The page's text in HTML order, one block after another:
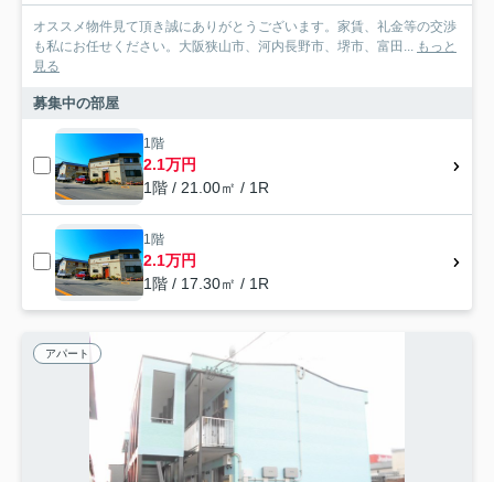
オススメ物件見て頂き誠にありがとうございます。家賃、礼金等の交渉
も私にお任せください。大阪狭山市、河内長野市、堺市、富田...
もっと
見る
募集中の部屋
1階
2.1万円
1階 / 21.00㎡ / 1R
1階
2.1万円
1階 / 17.30㎡ / 1R
アパート